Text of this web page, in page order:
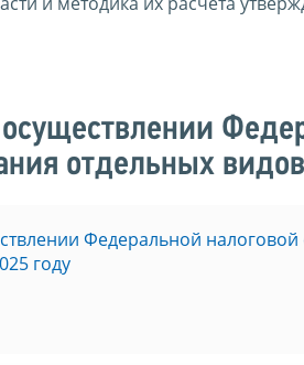
отдельных
Федеральной
году